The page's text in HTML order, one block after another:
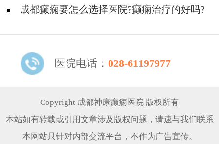
吗?​成都癫痫要怎么选择医院?癫痫治疗的好吗?
医院电话： 028-61197977
Copyright 成都神康癫痫医院 版权所有
本站如有转载或引用文章涉及版权问题，请速与我们联系
本网站只针对内部交流平台，不作为广告宣传。